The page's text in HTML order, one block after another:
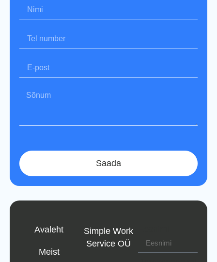
Saada
Avaleht
Meist
Simple Work
Service OÜ